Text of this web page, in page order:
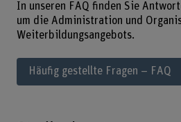
In unseren FAQ finden Sie
um die Administration und
Weiterbildungsangebots.
Häufig gestellte Fragen – FAQ